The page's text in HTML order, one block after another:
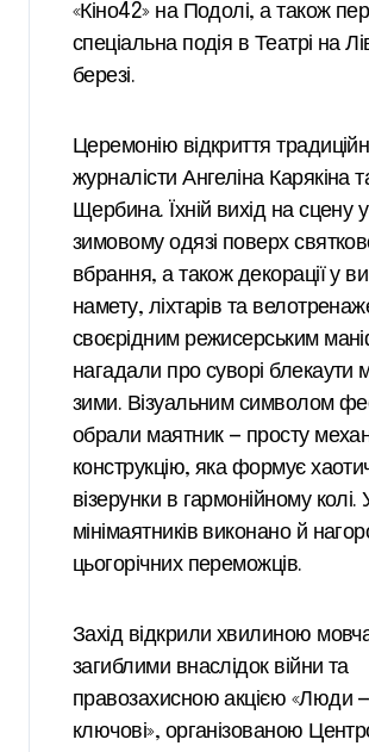
«Кіно42» на Подолі, а також
спеціальна подія в Театрі на
березі.
Церемонію відкриття
журналісти Ангеліна Карякіна
Щербина. Їхній вихід на сцену у
зимовому одязі поверх
вбрання, а також декорації у
намету, ліхтарів та
своєрідним режисерським
нагадали про суворі блекаути
зими. Візуальним символом
обрали маятник — просту
конструкцію, яка формує
візерунки в гармонійному колі.
мінімаятників виконано й
цьогорічних переможців.
Захід відкрили хвилиною
загиблими внаслідок війни та
правозахисною акцією «Люди —
ключові», організованою